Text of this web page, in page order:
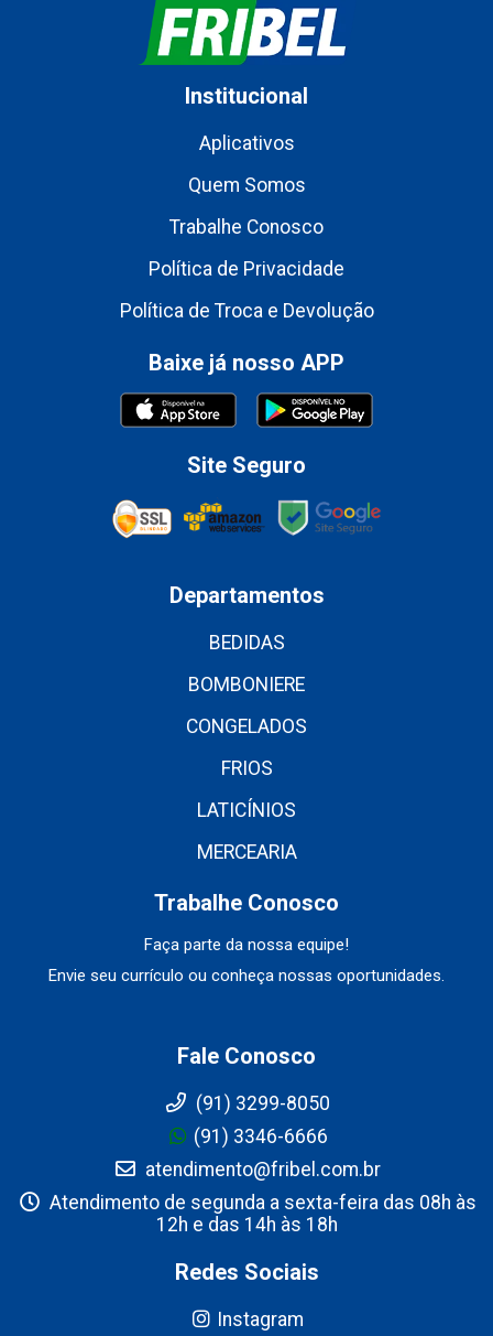
Institucional
Aplicativos
Quem Somos
Trabalhe Conosco
Política de Privacidade
Política de Troca e Devolução
Baixe já nosso APP
Site Seguro
Departamentos
BEDIDAS
BOMBONIERE
CONGELADOS
FRIOS
LATICÍNIOS
MERCEARIA
Trabalhe Conosco
Faça parte da nossa equipe!
Envie seu currículo ou conheça nossas oportunidades.
Fale Conosco
(91) 3299-8050
(91) 3346-6666
atendimento@fribel.com.br
Atendimento de segunda a sexta-feira das 08h às
12h e das 14h às 18h
Redes Sociais
Instagram